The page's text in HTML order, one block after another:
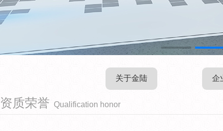
关于金陆 企
资质荣誉 Qualification honor